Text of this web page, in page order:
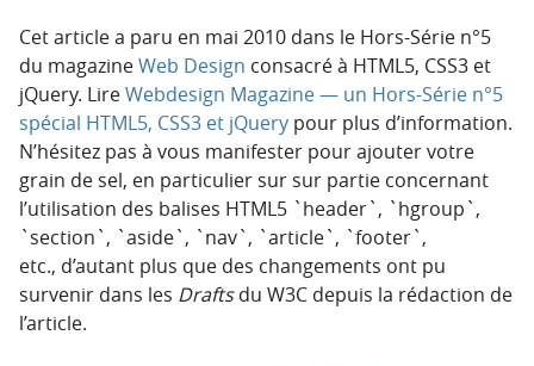
Cet article a paru en mai 2010 dans le Hors-Série n°5
du magazineWeb Design consacré à HTML5, CSS3 et
jQuery. LireWebdesign Magazine — un Hors-Série n°5
spécial HTML5, CSS3 et jQuery pour plus d’information.
N’hésitez pas à vous manifester pour ajouter votre
grain de sel, en particulier sur sur partie concernant
l’utilisation des balises HTML5 `header`, `hgroup`,
`section`, `aside`, `nav`, `article`, `footer`,
etc., d’autant plus que des changements ont pu
survenir dans les Draftsdu W3C depuis la rédaction de
l’article.